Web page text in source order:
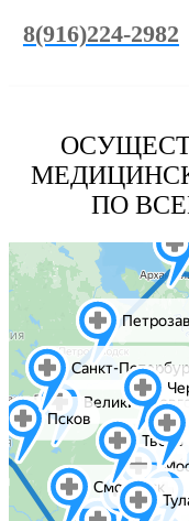
8(916)224-2982
ПО